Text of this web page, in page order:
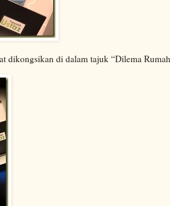
dikongsikan di dalam tajuk “Dilema